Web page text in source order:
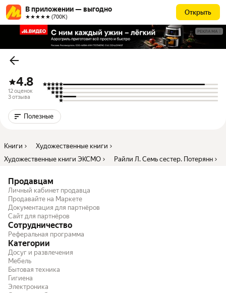
В приложении — выгодно
★★★★★ (700К)
Открыть
РЕКЛАМА
4.8
12 оценок
3 отзыва
Полезные
Книги
Художественные книги
Художественные книги ЭКСМО
Райли Л. Семь сестер. Потерянн
Продавцам
Личный кабинет продавца
Продавайте на Маркете
Документация для партнёров
Сайт для партнёров
Сотрудничество
Реферальная программа
Категории
Досуг и развлечения
Мебель
Бытовая техника
Гигиена
Электроника